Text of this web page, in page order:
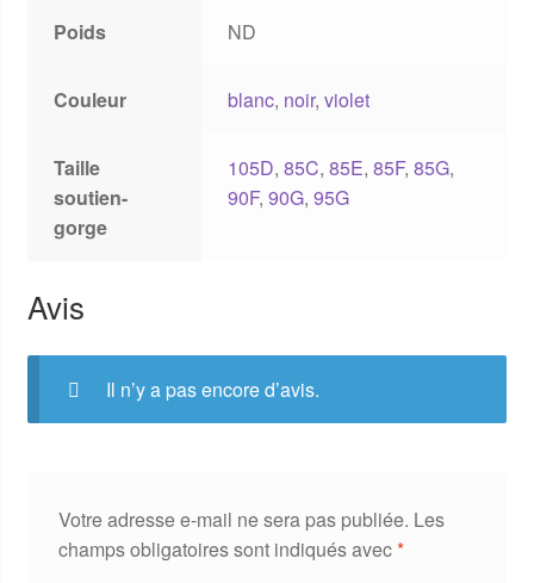
Poids ND
Couleur blanc, noir,violet
Taille
soutien-
gorge
105D,85C,85E,85F,85G,
90F,90G,95G
Avis
Il n’y a pas encore d’avis.
Votre adresse e-mail ne sera pas publiée. Les
champs obligatoires sont indiqués avec*